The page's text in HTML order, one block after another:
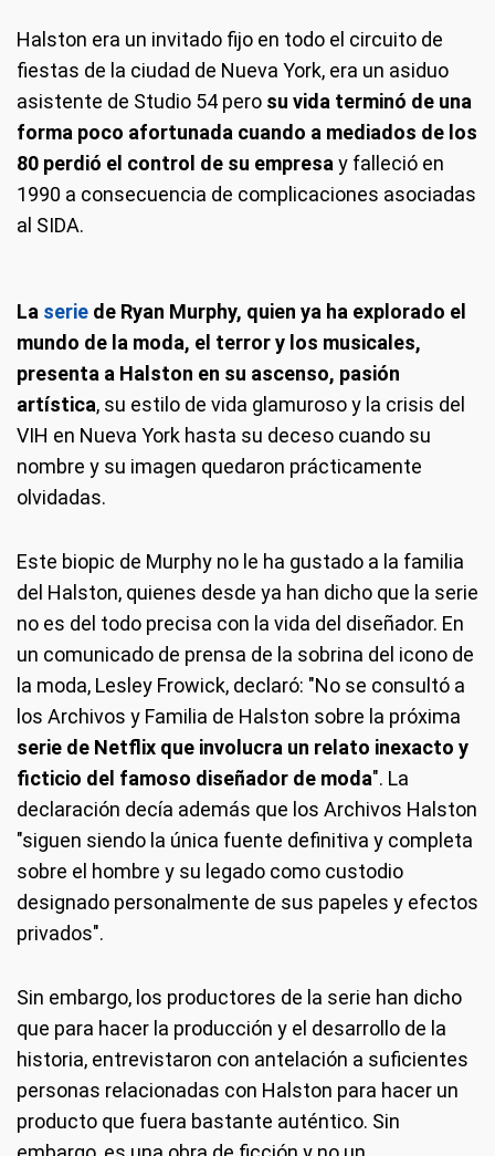
Halston era un invitado fijo en todo el circuito de
fiestas de la ciudad de Nueva York, era un asiduo
asistente de Studio 54 pero su vida terminó de una
forma poco afortunada cuando a mediados de los
80 perdió el control de su empresa y falleció en
1990 a consecuencia de complicaciones asociadas
al SIDA.
La serie de Ryan Murphy, quien ya ha explorado el
mundo de la moda, el terror y los musicales,
presenta a Halston en su ascenso, pasión
artística, su estilo de vida glamuroso y la crisis del
VIH en Nueva York hasta su deceso cuando su
nombre y su imagen quedaron prácticamente
olvidadas.
Este biopic de Murphy no le ha gustado a la familia
del Halston, quienes desde ya han dicho que la serie
no es del todo precisa con la vida del diseñador. En
un comunicado de prensa de la sobrina del icono de
la moda, Lesley Frowick, declaró: "No se consultó a
los Archivos y Familia de Halston sobre la próxima
serie de Netflix que involucra un relato inexacto y
ficticio del famoso diseñador de moda". La
declaración decía además que los Archivos Halston
"siguen siendo la única fuente definitiva y completa
sobre el hombre y su legado como custodio
designado personalmente de sus papeles y efectos
privados".
Sin embargo, los productores de la serie han dicho
que para hacer la producción y el desarrollo de la
historia, entrevistaron con antelación a suficientes
personas relacionadas con Halston para hacer un
producto que fuera bastante auténtico. Sin